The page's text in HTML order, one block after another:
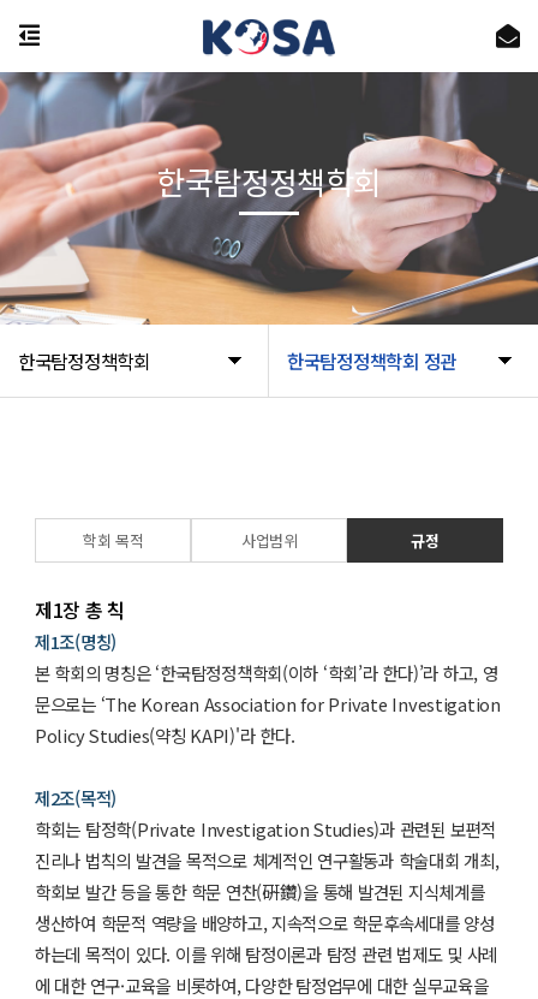
한국탐정정책학회 한국탐정정책학회 정관
한국탐정정책학회
학회 목적 사업범위 규정
제1장 총 칙
제1조(명칭)
본 학회의 명칭은 ‘한국탐정정책학회(이하 ‘학회’라 한다)’라 하고, 영
문으로는 ‘The Korean Association for Private Investigation
Policy Studies(약칭 KAPI)'라 한다.
제2조(목적)
학회는 탐정학(Private Investigation Studies)과 관련된 보편적
진리나 법칙의 발견을 목적으로 체계적인 연구활동과 학술대회 개최,
학회보 발간 등을 통한 학문 연찬(硏鑽)을 통해 발견된 지식체계를
생산하여 학문적 역량을 배양하고, 지속적으로 학문후속세대를 양성
하는데 목적이 있다. 이를 위해 탐정이론과 탐정 관련 법제도 및 사례
에 대한 연구·교육을 비롯하여, 다양한 탐정업무에 대한 실무교육을